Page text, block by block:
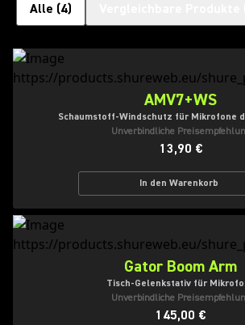
Alle (4)
AMV7+WS
Schaumstoff-Windschutz für Mikrofone
Unverbindliche
13,90 €
In den Warenkorb
Gator Boom Arm
Tisch-Gelenkstativ für
Unverbindliche
145,00 €